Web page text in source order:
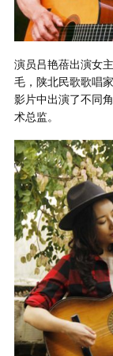
演员吕艳蓓出演女
毛，陕北民歌歌唱
影片中出演了不同
术总监。